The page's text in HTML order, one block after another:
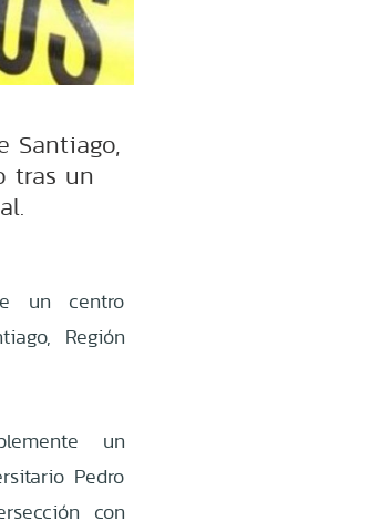
Santiago,
tras un
un centro
Región
un
Pedro
con